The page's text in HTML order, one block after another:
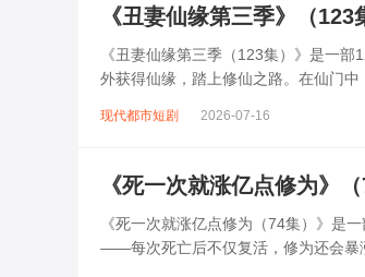
《丑妻仙缘第三季》（
《丑妻仙缘第三季（123集）》是一
外获得仙缘，踏上修仙之路。在仙门
现代都市短剧 2026-07-16
《死一次就涨亿点修为》
《死一次就涨亿点修为（74集）》是
——每次死亡后不仅复活，修为还会暴